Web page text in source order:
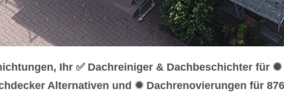
Ihr ✅ Dachreiniger & Dachbeschichter
Alternativen und ✹ Dachrenovierungen für